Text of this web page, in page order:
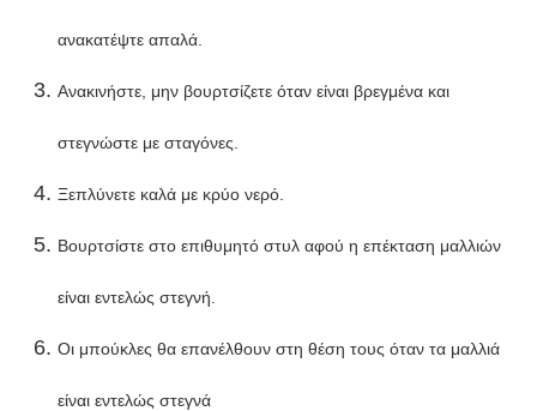
ανακατέψτε απαλά.
Ανακινήστε, μην βουρτσίζετε όταν είναι βρεγμένα και
στεγνώστε με σταγόνες.
Ξεπλύνετε καλά με κρύο νερό.
Βουρτσίστε στο επιθυμητό στυλ αφού η επέκταση μαλλιών
είναι εντελώς στεγνή.
Οι μπούκλες θα επανέλθουν στη θέση τους όταν τα μαλλιά
είναι εντελώς στεγνά